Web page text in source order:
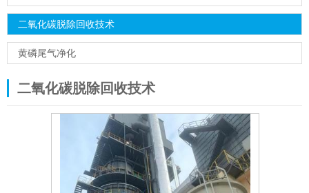
二氧化碳脱除回收技术
黄磷尾气净化
二氧化碳脱除回收技术